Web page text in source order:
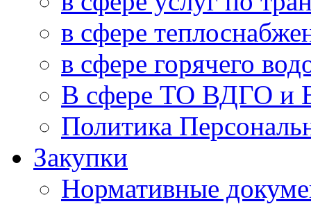
в сфере
в сфере горячего
В сфере ТО ВДГО и
Политика
Закупки
Нормативные